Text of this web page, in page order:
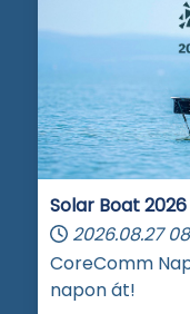
Solar Boat 2026
2026.08.27
CoreComm
napon át!